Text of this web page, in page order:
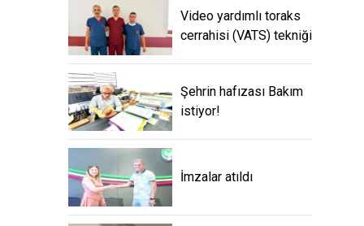
Video yardımlı toraks
cerrahisi (VATS) tekniği
Şehrin hafızası Bakım
istiyor!
İmzalar atıldı